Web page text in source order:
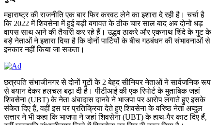
महाराष्ट्र की राजनीति एक बार फिर करवट लेने का इशारा दे रही है। चर्चा है
कि 2022 में शिवसेना में हुई बड़ी बगावत के ठीक चार साल बाद अब दोनों धड़
वापस साथ आने की तैयारी कर रहे हैं। उद्धव ठाकरे और एकनाथ शिंदे के गुट के
बड़े नेताओं ने इशारा दिया है कि दोनों पार्टियों के बीच गठबंधन की संभावनाओं से
इनकार नहीं किया जा सकता।
छत्रपति संभाजीनगर से दोनों गुटों के 2 बेहद सीनियर नेताओं ने सार्वजनिक रूप
से बयान देकर हलचल बढ़ा दी है। पीटीआई की एक रिपोर्ट के मुताबिक जहां
शिवसेना (UBT) के नेता अंबादास दानवे ने भाजपा पर आरोप लगाते हुए इसके
संकेत दिए हैं, वहीं इस पर प्रतिक्रिया देते हुए शिवसेना के वरिष्ठ नेता अब्दुल
सत्तार ने भी कहा कि भाजपा ने जहां शिवसेना (UBT) के हाथ-पैर काट दिए हैं,